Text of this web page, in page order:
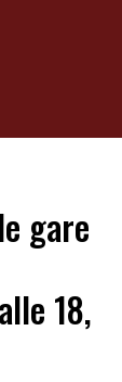
gare
18,